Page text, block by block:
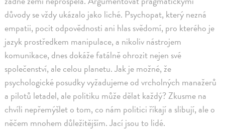
důvody se vždy ukázalo jako liché. Psychopat, který nezná
empatii, pocit odpovědnosti ani hlas svědomí, pro kterého je
jazyk prostředkem manipulace, a nikoliv nástrojem
komunikace, dnes dokáže fatálně ohrozit nejen své
společenství, ale celou planetu. Jak je možné, že
psychologické posudky vyžadujeme od vrcholných manažerů
a pilotů letadel, ale politiku může dělat každý? Zkusme na
chvíli nepřemýšlet o tom, co nám politici říkají a slibují, ale o
něčem mnohem důležitějším. Jací jsou to lidé.